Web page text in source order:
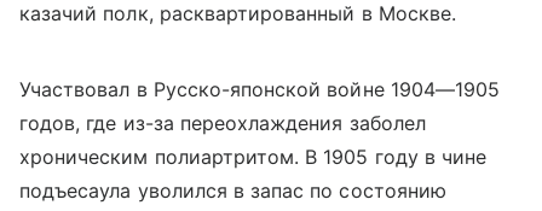
казачий полк, расквартированный в Москве.
Участвовал в Русско-японской войне 1904—1905
годов, где из-за переохлаждения заболел
хроническим полиартритом. В 1905 году в чине
подъесаула уволился в запас по состоянию